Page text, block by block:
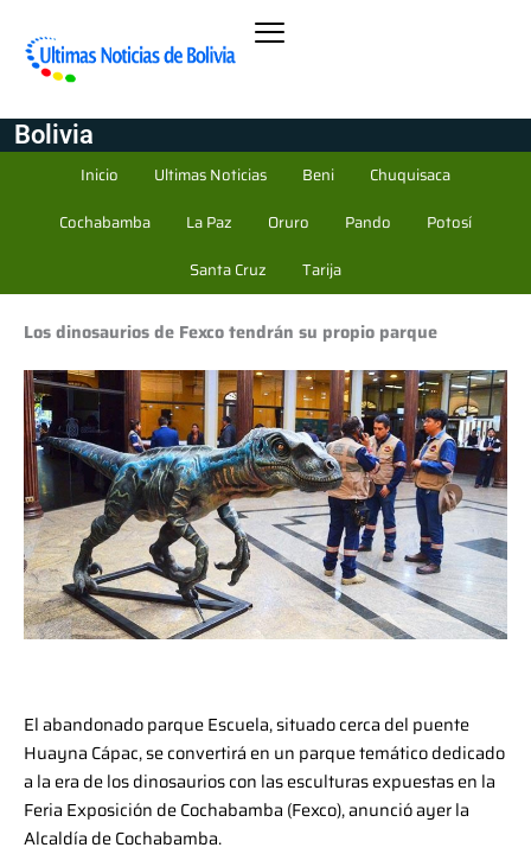
Bolivia
Inicio Ultimas Noticias Beni
Chuquisaca
Cochabamba
La Paz Oruro Pando
Potosí
Santa Cruz
Tarija
Los dinosaurios de Fexco tendrán su propio parque
El abandonado parque Escuela, situado cerca del puente
Huayna Cápac, se convertirá en un parque temático dedicado
a la era de los dinosaurios con las esculturas expuestas en la
Feria Exposición de Cochabamba (Fexco), anunció ayer la
Alcaldía de Cochabamba.